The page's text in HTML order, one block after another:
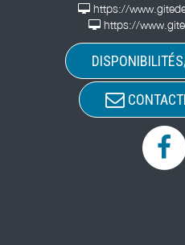
https://
https://